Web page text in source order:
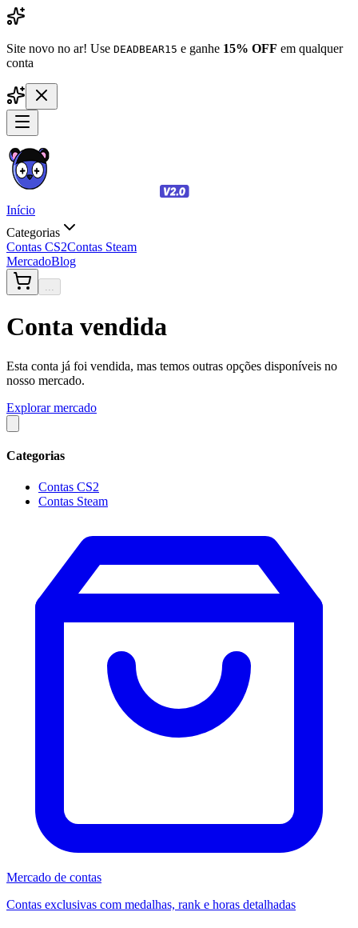
Site novo no ar! Use DEADBEAR15 e ganhe 15% OFF em qualquer
conta
Início
Categorias
Contas CS2Contas Steam
MercadoBlog
...
Conta vendida
Esta conta já foi vendida, mas temos outras opções disponíveis no
nosso mercado.
Explorar mercado
Categorias
Contas CS2
Contas Steam
Mercado de contas
Contas exclusivas com medalhas, rank e horas detalhadas